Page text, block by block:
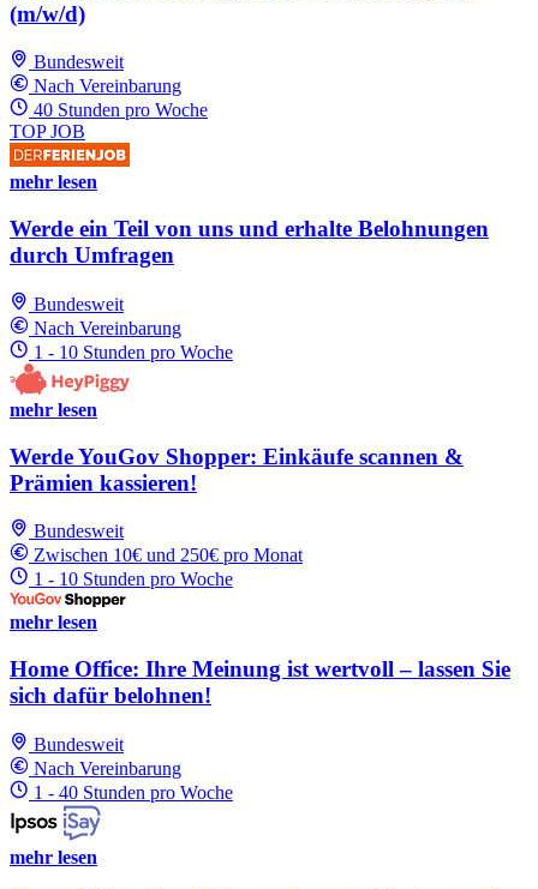
(m/w/d)
Bundesweit
Nach Vereinbarung
40 Stunden pro Woche
TOP JOB
mehr lesen
Werde ein Teil von uns und erhalte Belohnungen
durch Umfragen
Bundesweit
Nach Vereinbarung
1 - 10 Stunden pro Woche
mehr lesen
Werde YouGov Shopper: Einkäufe scannen &
Prämien kassieren!
Bundesweit
Zwischen 10€ und 250€ pro Monat
1 - 10 Stunden pro Woche
mehr lesen
Home Office: Ihre Meinung ist wertvoll – lassen Sie
sich dafür belohnen!
Bundesweit
Nach Vereinbarung
1 - 40 Stunden pro Woche
mehr lesen